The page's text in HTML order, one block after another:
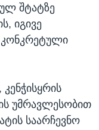
შტატზე
იგივე
კონკრეტული
უმრავლესობით
საარჩევნო